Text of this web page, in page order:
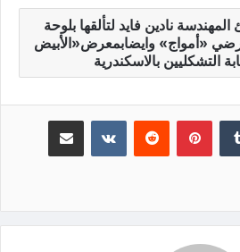
نادين فايد لتألقها بلوحة
«أمواج» وايضابمعرض«الأبيض
التشكليين بالاسكندرية
بينتيريست